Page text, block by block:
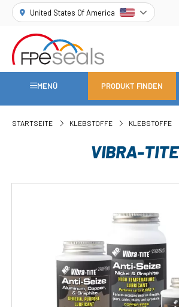
United States Of America
MENÜ PRODUKT FINDEN
STARTSEITE KLEBSTOFFE KLEBSTOFFE
VIBRA-TITE